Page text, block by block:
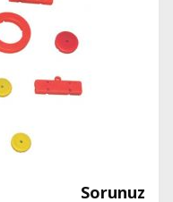
Sorunuz